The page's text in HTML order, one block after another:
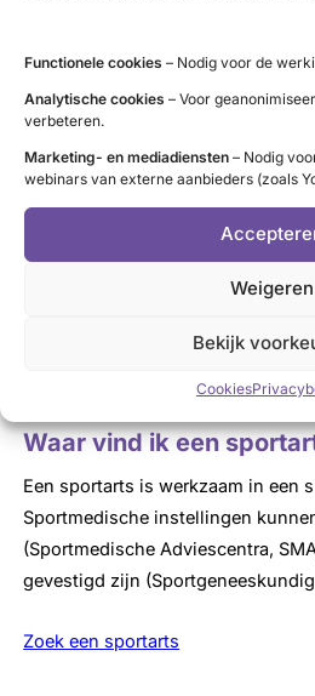
Functionele cookies – Nodig voor de
Analytische cookies – Voor
verbeteren.
Marketing- en mediadiensten – Nodig
webinars van externe aanbieders (zoals
Weigeren
Bekijk
Cookies
Heb ik een verwijzing
Nee. Een verwijzing van een
Wat zijn de kosten en
Als je een schildklieraandoening
beweegklachten dan kun je via je
krijgen en valt de inspanningstest
Bekijk de vergoedingen voor 2025
Waar vind ik een
Een sportarts is werkzaam in een
Sportmedische instellingen
(Sportmedische Adviescentra,
gevestigd zijn
Zoek een sportarts